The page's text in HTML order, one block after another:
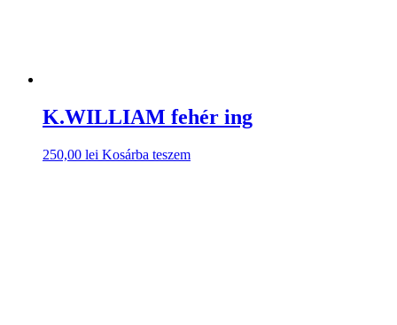
K.WILLIAM fehér ing
250,00 lei Kosárba teszem